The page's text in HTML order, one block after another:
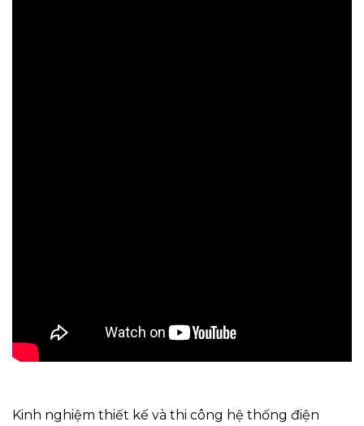
Kinh nghiệm thiết kế và thi công hệ thống điện